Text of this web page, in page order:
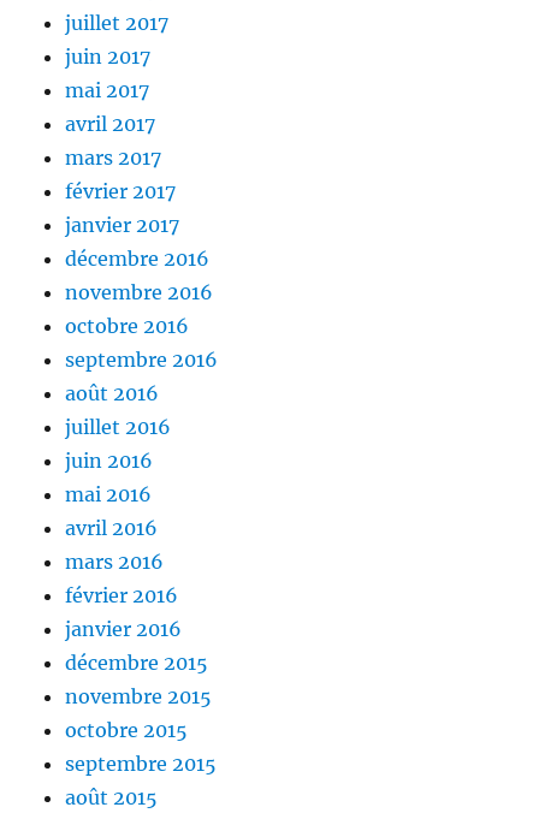
juillet 2017
juin 2017
mai 2017
avril 2017
mars 2017
février 2017
janvier 2017
décembre 2016
novembre 2016
octobre 2016
septembre 2016
août 2016
juillet 2016
juin 2016
mai 2016
avril 2016
mars 2016
février 2016
janvier 2016
décembre 2015
novembre 2015
octobre 2015
septembre 2015
août 2015